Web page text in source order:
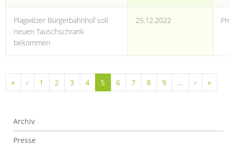
Plagwitzer Bürgerbahnhof soll
neuen Tauschschrank
bekommen
25.12.2022
Seitennummerierung
«Erste Seite
‹Vorherige Seite
1 2 3 4 5 6 7 8 9 … ›Nächste
»
Archiv
Archiv
Presse